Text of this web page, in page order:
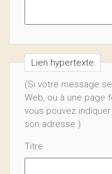
Lien hypertexte
(Si votre message
Web, ou à une page
vous pouvez
son adresse.)
Titre